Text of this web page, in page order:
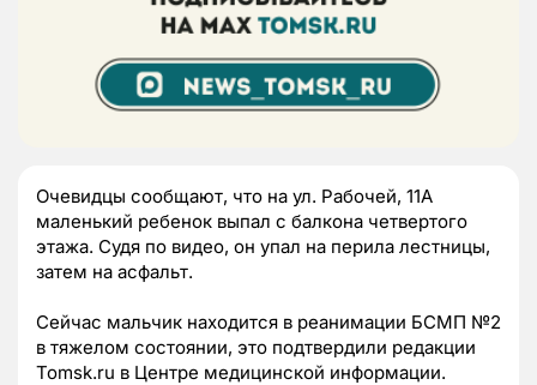
Очевидцы сообщают, что на ул. Рабочей, 11А
маленький ребенок выпал с балкона четвертого
этажа. Судя по видео, он упал на перила лестницы,
затем на асфальт.
Сейчас мальчик находится в реанимации БСМП №2
в тяжелом состоянии, это подтвердили редакции
Tomsk.ru в Центре медицинской информации.